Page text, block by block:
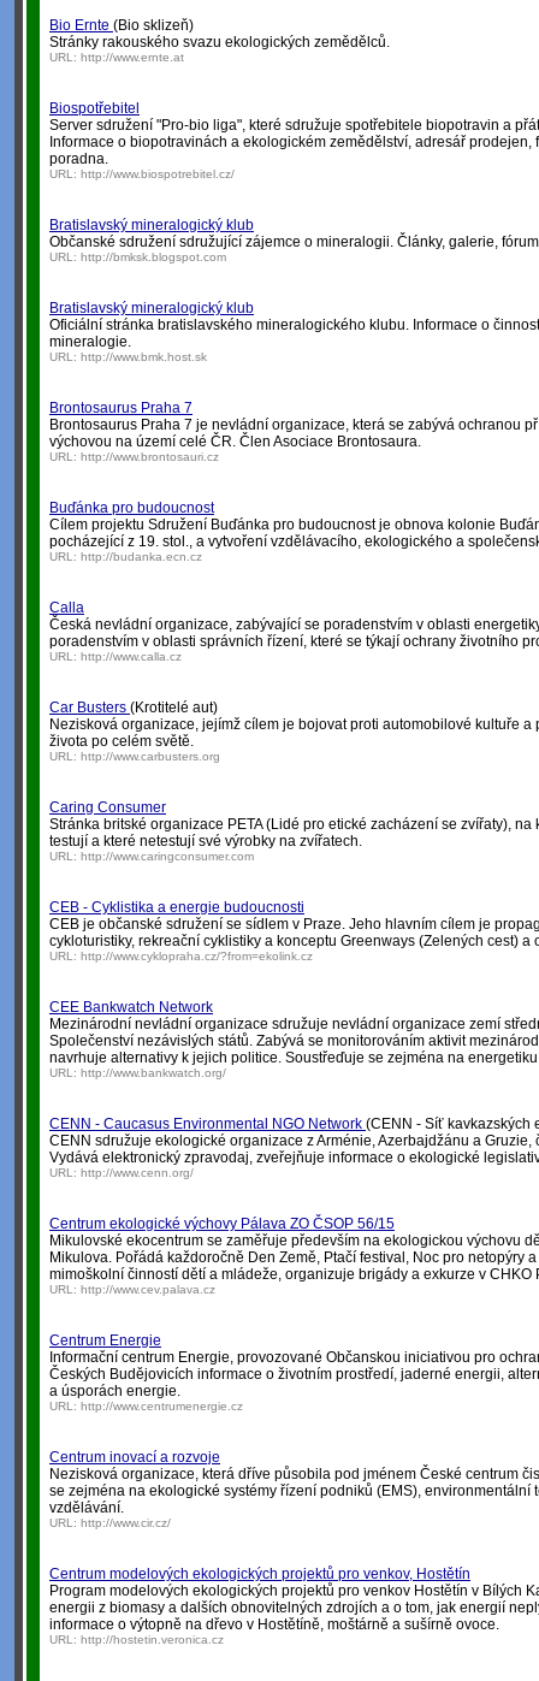
Bio Ernte (Bio sklizeň)
Stránky rakouského svazu ekologických zemědělců.
URL: http://www.ernte.at
Biospotřebitel
Server sdružení "Pro-bio liga", které sdružuje spotřebitele biopotravin a
Informace o biopotravinách a ekologickém zemědělství, adresář prodejen,
poradna.
URL: http://www.biospotrebitel.cz/
Bratislavský mineralogický klub
Občanské sdružení sdružující zájemce o mineralogii. Články, galerie,
URL: http://bmksk.blogspot.com
Bratislavský mineralogický klub
Oficiální stránka bratislavského mineralogického klubu. Informace o
mineralogie.
URL: http://www.bmk.host.sk
Brontosaurus Praha 7
Brontosaurus Praha 7 je nevládní organizace, která se zabývá ochranou
výchovou na území celé ČR. Člen Asociace Brontosaura.
URL: http://www.brontosauri.cz
Buďánka pro budoucnost
Cílem projektu Sdružení Buďánka pro budoucnost je obnova kolonie
pocházející z 19. stol., a vytvoření vzdělávacího, ekologického a
URL: http://budanka.ecn.cz
Calla
Česká nevládní organizace, zabývající se poradenstvím v oblasti
poradenstvím v oblasti správních řízení, které se týkají ochrany životního
URL: http://www.calla.cz
Car Busters (Krotitelé aut)
Nezisková organizace, jejímž cílem je bojovat proti automobilové kultuře
života po celém světě.
URL: http://www.carbusters.org
Caring Consumer
Stránka britské organizace PETA (Lidé pro etické zacházení se zvířaty), na
testují a které netestují své výrobky na zvířatech.
URL: http://www.caringconsumer.com
CEB - Cyklistika a energie budoucnosti
CEB je občanské sdružení se sídlem v Praze. Jeho hlavním cílem je
cykloturistiky, rekreační cyklistiky a konceptu Greenways (Zelených cest)
URL: http://www.cyklopraha.cz/?from=ekolink.cz
CEE Bankwatch Network
Mezinárodní nevládní organizace sdružuje nevládní organizace zemí
Společenství nezávislých států. Zabývá se monitorováním aktivit
navrhuje alternativy k jejich politice. Soustřeďuje se zejména na
URL: http://www.bankwatch.org/
CENN - Caucasus Environmental NGO Network (CENN - Síť kavkazských
CENN sdružuje ekologické organizace z Arménie, Azerbajdžánu a Gruzie,
Vydává elektronický zpravodaj, zveřejňuje informace o ekologické
URL: http://www.cenn.org/
Centrum ekologické výchovy Pálava ZO ČSOP 56/15
Mikulovské ekocentrum se zaměřuje především na ekologickou výchovu
Mikulova. Pořádá každoročně Den Země, Ptačí festival, Noc pro netopýry
mimoškolní činností dětí a mládeže, organizuje brigády a exkurze v CHKO
URL: http://www.cev.palava.cz
Centrum Energie
Informační centrum Energie, provozované Občanskou iniciativou pro
Českých Budějovicích informace o životním prostředí, jaderné energii,
a úsporách energie.
URL: http://www.centrumenergie.cz
Centrum inovací a rozvoje
Nezisková organizace, která dříve působila pod jménem České centrum
se zejména na ekologické systémy řízení podniků (EMS), environmentální
vzdělávání.
URL: http://www.cir.cz/
Centrum modelových ekologických projektů pro venkov, Hostětín
Program modelových ekologických projektů pro venkov Hostětín v Bílých
energii z biomasy a dalších obnovitelných zdrojích a o tom, jak energií
informace o výtopně na dřevo v Hostětíně, moštárně a sušírně ovoce.
URL: http://hostetin.veronica.cz